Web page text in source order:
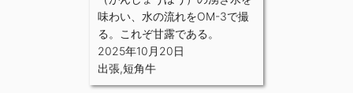
味わい、水の流れをOM-3で撮
る。これぞ甘露である。
2025年10月20日
出張,短角牛